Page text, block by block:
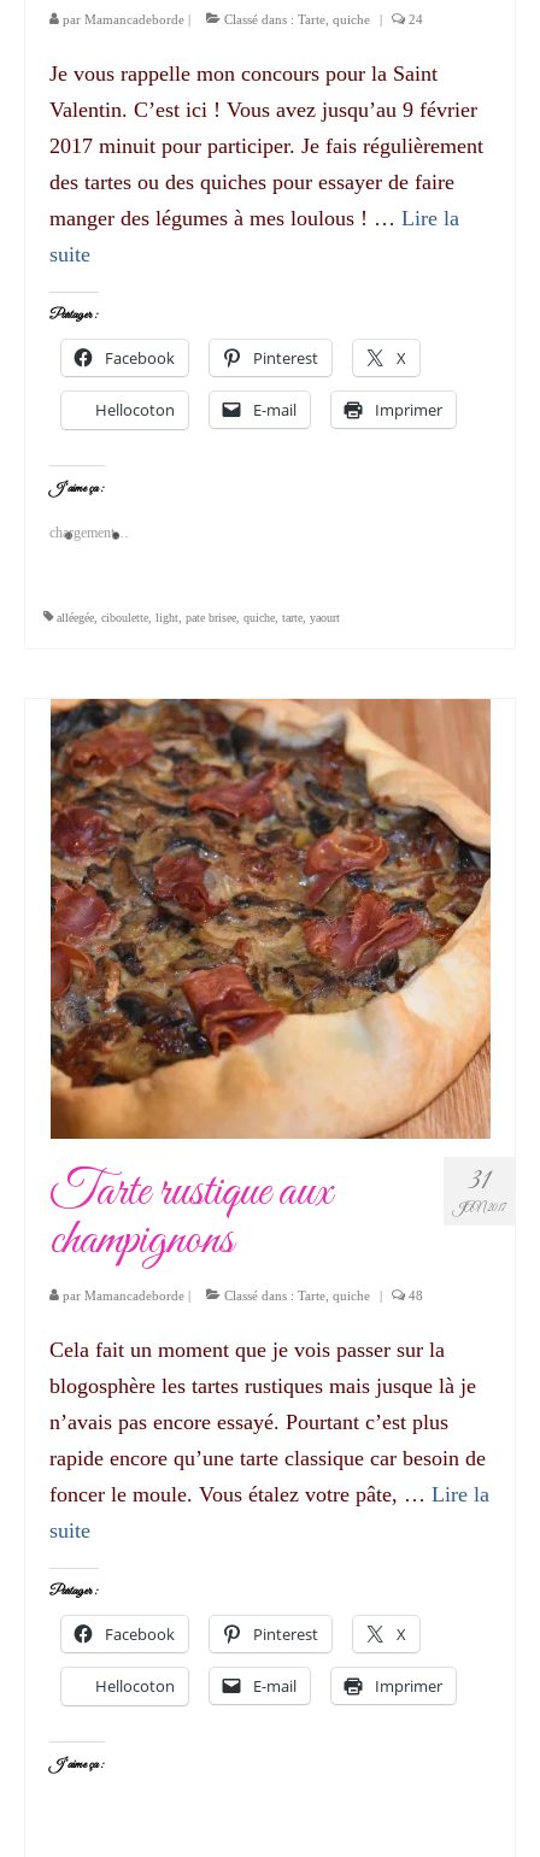
par Mamancadeborde | Classé dans : Tarte, quiche | 24
Je vous rappelle mon concours pour la Saint
Valentin. C’est ici ! Vous avez jusqu’au 9 février
2017 minuit pour participer. Je fais régulièrement
des tartes ou des quiches pour essayer de faire
manger des légumes à mes loulous ! … Lire la
suite­­
Partager :
Facebook Pinterest X
Hellocoton E-mail Imprimer
J’aime ça :
chargement…
alléegée ciboulette light pate brisee quiche tarte yaourt
31
JAN 2017
Tarte rustique aux
champignons
par Mamancadeborde | Classé dans : Tarte, quiche | 48
Cela fait un moment que je vois passer sur la
blogosphère les tartes rustiques mais jusque là je
n’avais pas encore essayé. Pourtant c’est plus
rapide encore qu’une tarte classique car besoin de
foncer le moule. Vous étalez votre pâte, … Lire la
suite­­
Partager :
Facebook Pinterest X
Hellocoton E-mail Imprimer
J’aime ça :